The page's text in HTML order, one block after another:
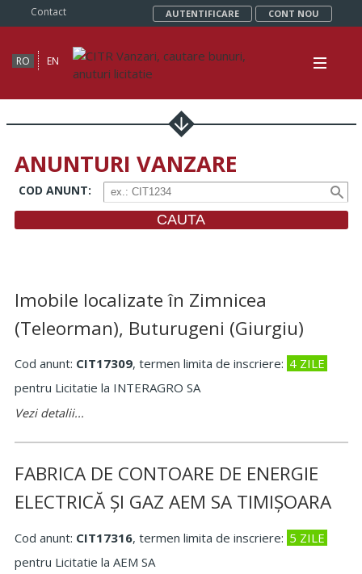
Contact AUTENTIFICARE CONT NOU
RO EN
ANUNTURI VANZARE
COD ANUNT:
Imobile localizate în Zimnicea
(Teleorman), Buturugeni (Giurgiu)
Cod anunt: CIT17309, termen limita de inscriere: 4 ZILE
pentru Licitatie la INTERAGRO SA
Vezi detalii...
FABRICA DE CONTOARE DE ENERGIE
ELECTRICĂ ȘI GAZ AEM SA TIMIȘOARA
Cod anunt: CIT17316, termen limita de inscriere: 5 ZILE
pentru Licitatie la AEM SA